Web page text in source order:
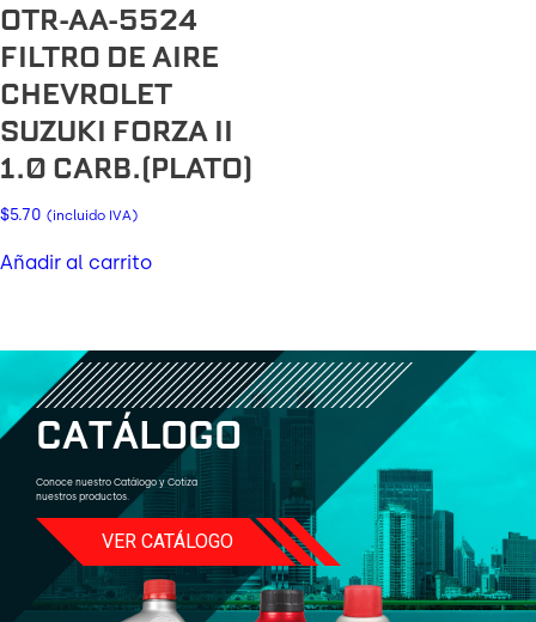
OTR-AA-5524
FILTRO DE AIRE
CHEVROLET
SUZUKI FORZA II
1.0 CARB.(PLATO)
$5.70 (incluido IVA)
Añadir al carrito
CATÁLOGO
Conoce nuestro Catálogo y Cotiza
nuestros productos.
VER CATÁLOGO